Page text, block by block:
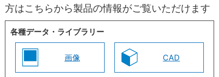
方はこちらから製品の情報がご覧いただけます
各種データ・ライブラリー
画像 CAD